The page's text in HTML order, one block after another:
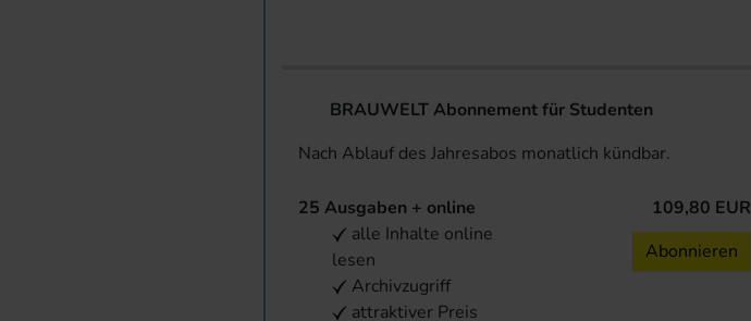
BRAUWELT Abonnement für Studenten
Nach Ablauf des Jahresabos monatlich kündbar.
25 Ausgaben + online
alle Inhalte online
lesen
Archivzugriff
attraktiver Preis
109,80 EUR
Abonnieren